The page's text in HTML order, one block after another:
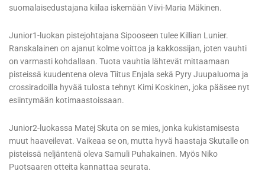
suomalaisedustajana kiilaa iskemään Viivi-Maria Mäkinen.
Junior1-luokan pistejohtajana Sipooseen tulee Killian Lunier.
Ranskalainen on ajanut kolme voittoa ja kakkossijan, joten vauhti
on varmasti kohdallaan. Tuota vauhtia lähtevät mittaamaan
pisteissä kuudentena oleva Tiitus Enjala sekä Pyry Juupaluoma ja
crossiradoilla hyvää tulosta tehnyt Kimi Koskinen, joka pääsee nyt
esiintymään kotimaastoissaan.
Junior2-luokassa Matej Skuta on se mies, jonka kukistamisesta
muut haaveilevat. Vaikeaa se on, mutta hyvä haastaja Skutalle on
pisteissä neljäntenä oleva Samuli Puhakainen. Myös Niko
Puotsaaren otteita kannattaa seurata.